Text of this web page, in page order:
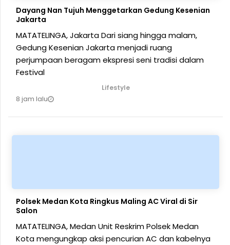
Dayang Nan Tujuh Menggetarkan Gedung Kesenian
Jakarta
MATATELINGA, Jakarta Dari siang hingga malam,
Gedung Kesenian Jakarta menjadi ruang
perjumpaan beragam ekspresi seni tradisi dalam
Festival
Lifestyle
8 jam lalu
Polsek Medan Kota Ringkus Maling AC Viral di Sir
Salon
MATATELINGA, Medan Unit Reskrim Polsek Medan
Kota mengungkap aksi pencurian AC dan kabelnya